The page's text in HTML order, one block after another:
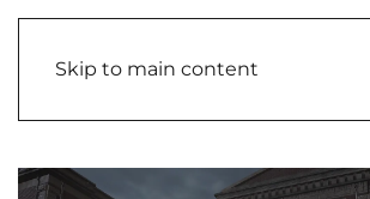
Skip to main content